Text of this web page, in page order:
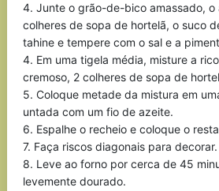
4. Junte o grão-de-bico amassado, o
colheres de sopa de hortelã, o suco
tahine e tempere com o sal e a
4. Em uma tigela média, misture a
cremoso, 2 colheres de sopa de
5. Coloque metade da mistura em
untada com um fio de azeite.
6. Espalhe o recheio e coloque o
7. Faça riscos diagonais para decorar.
8. Leve ao forno por cerca de 45
levemente dourado.